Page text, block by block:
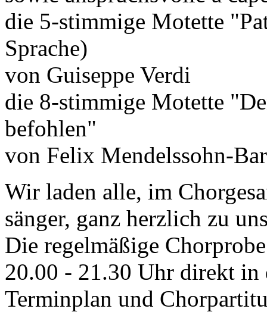
die 5-stimmige Motette
Sprache)
von Guiseppe Verdi
die 8-stimmige Motette
befohlen"
von Felix Mendelssohn-
Wir laden alle, im
sänger, ganz herzlich zu
Die regelmäßige
20.00 - 21.30 Uhr direkt
Terminplan und